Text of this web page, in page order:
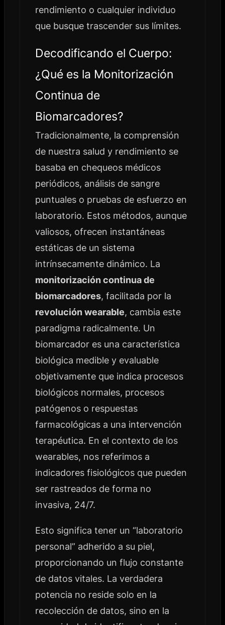
rendimiento o cualquier individuo
que busque trascender sus límites.
Decodificando el Cuerpo:
¿Qué es la Monitorización
Continua de
Biomarcadores?
Tradicionalmente, la comprensión
de nuestra salud y rendimiento se
basaba en chequeos médicos
periódicos, análisis de sangre
puntuales o pruebas de esfuerzo en
laboratorio. Estos métodos, aunque
valiosos, ofrecen instantáneas
estáticas de un sistema
intrínsecamente dinámico. La
monitorización continua de
biomarcadores, facilitada por la
revolución wearable, cambia este
paradigma radicalmente. Un
biomarcador es una característica
biológica medible y evaluable
objetivamente que indica procesos
biológicos normales, procesos
patógenos o respuestas
farmacológicas a una intervención
terapéutica. En el contexto de los
wearables, nos referimos a
indicadores fisiológicos que pueden
ser rastreados de forma no
invasiva, 24/7.
Esto significa tener un “laboratorio
personal” adherido a su piel,
proporcionando un flujo constante
de datos vitales. La verdadera
potencia no reside solo en la
recolección de datos, sino en la